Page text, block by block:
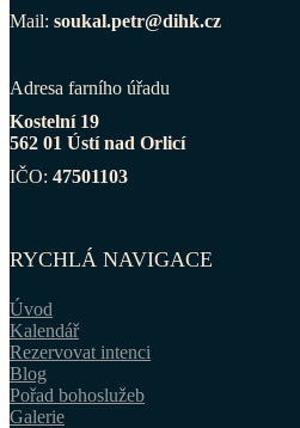
Mail: soukal.petr@dihk.cz
Adresa farního úřadu
Kostelní 19
562 01 Ústí nad Orlicí
IČO: 47501103
RYCHLÁ NAVIGACE
Úvod
Kalendář
Rezervovat intenci
Blog
Pořad bohoslužeb
Galerie